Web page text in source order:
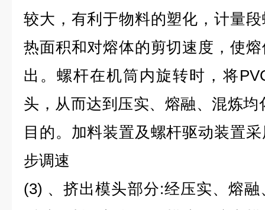
较大，有利于物料的塑化，计量
热面积和对熔体的剪切速度，使
出。螺杆在机筒内旋转时，将
头，从而达到压实、熔融、混炼均
目的。加料装置及螺杆驱动装置
步调速
(3) 、挤出模头部分:经压实、熔